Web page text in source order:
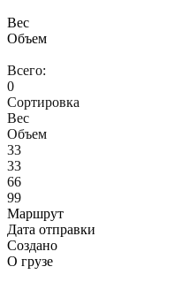
Вес
Объем
Всего:
0
Сортировка
Вес
Объем
33
33
66
99
Маршрут
Дата отправки
Создано
О грузе